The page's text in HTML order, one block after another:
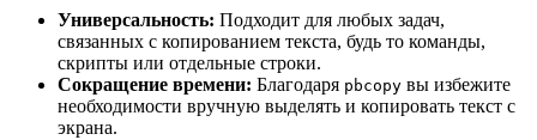
Универсальность: Подходит для любых задач,
связанных с копированием текста, будь то команды,
скрипты или отдельные строки.
Сокращение времени: Благодаря pbcopy вы избежите
необходимости вручную выделять и копировать текст с
экрана.